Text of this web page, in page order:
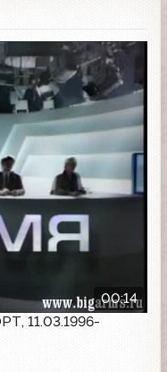
Елены
наведения
Марка Альбаца.
00:14
11.03.1996-